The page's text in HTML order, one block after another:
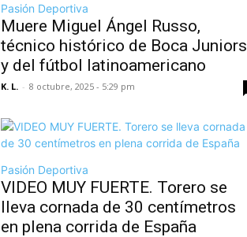
Pasión Deportiva
Muere Miguel Ángel Russo,
técnico histórico de Boca Juniors
y del fútbol latinoamericano
K. L. - 8 octubre, 2025 - 5:29 pm
Pasión Deportiva
VIDEO MUY FUERTE. Torero se
lleva cornada de 30 centímetros
en plena corrida de España